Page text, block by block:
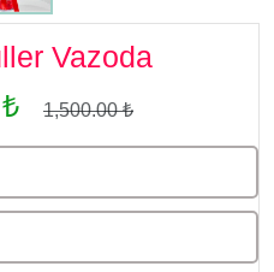
Vazoda
1,500.00 ₺